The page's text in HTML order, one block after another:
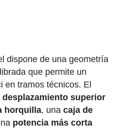
dispone de una geometría
que permite un
en tramos técnicos. El
desplazamiento superior
horquilla, una caja de
potencia más corta